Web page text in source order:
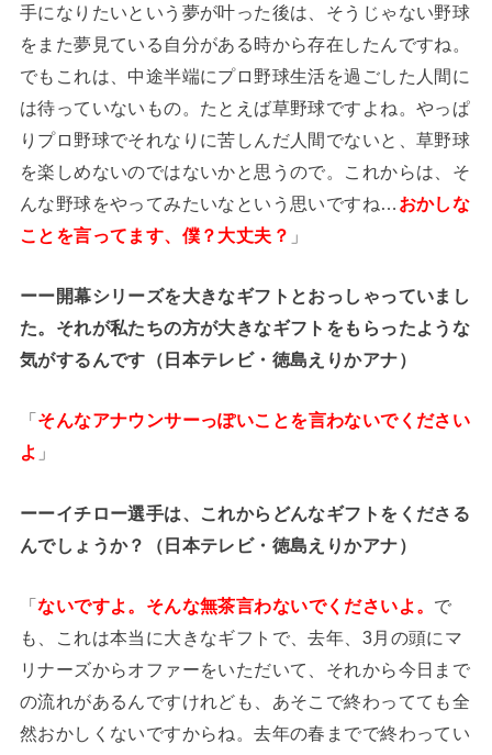
手になりたいという夢が叶った後は、そうじゃない野球
をまた夢見ている自分がある時から存在したんですね。
でもこれは、中途半端にプロ野球生活を過ごした人間に
は待っていないもの。たとえば草野球ですよね。やっぱ
りプロ野球でそれなりに苦しんだ人間でないと、草野球
を楽しめないのではないかと思うので。これからは、そ
んな野球をやってみたいなという思いですね… おかしな
ことを言ってます、僕？大丈夫？ 」
ーー開幕シリーズを大きなギフトとおっしゃっていまし
た。それが私たちの方が大きなギフトをもらったような
気がするんです（日本テレビ・徳島えりかアナ）
「 そんなアナウンサーっぽいことを言わないでください
よ 」
ーーイチロー選手は、これからどんなギフトをくださる
んでしょうか？（日本テレビ・徳島えりかアナ）
「ないですよ。そんな無茶言わないでくださいよ。 で
も、これは本当に大きなギフトで、去年、3月の頭にマ
リナーズからオファーをいただいて、それから今日まで
の流れがあるんですけれども、あそこで終わってても全
然おかしくないですからね。去年の春までで終わってい